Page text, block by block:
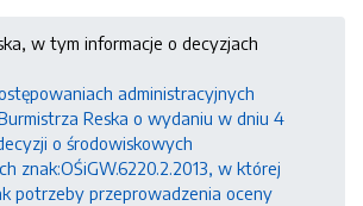
w tym informacje o decyzjach
administracyjnych
Reska o wydaniu w dniu 4
o środowiskowych
znak:OŚiGW.6220.2.2013, w której
potrzeby przeprowadzenia oceny